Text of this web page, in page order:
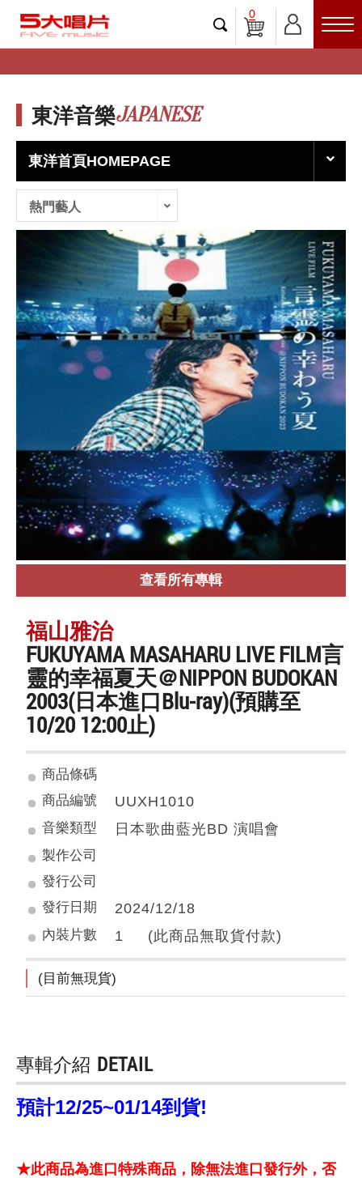
0
東洋音樂JAPANESE
東洋首頁HOMEPAGE
熱門藝人
查看所有專輯
福山雅治
FUKUYAMA MASAHARU LIVE FILM言
靈的幸福夏天＠NIPPON BUDOKAN
2003(日本進口Blu-ray)(預購至
10/20 12:00止)
商品條碼
商品編號
UUXH1010
音樂類型 日本歌曲藍光BD 演唱會
製作公司
發行公司
發行日期
2024/12/18
內裝片數 1 (此商品無取貨付款)
(目前無現貨)
專輯介紹 DETAIL
預計12/25~01/14到貨!
★此商品為進口特殊商品，除無法進口發行外，否